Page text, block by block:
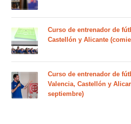
Curso de entrenador de
Castellón y Alicante
Curso de entrenador de
Valencia, Castellón y
septiembre)